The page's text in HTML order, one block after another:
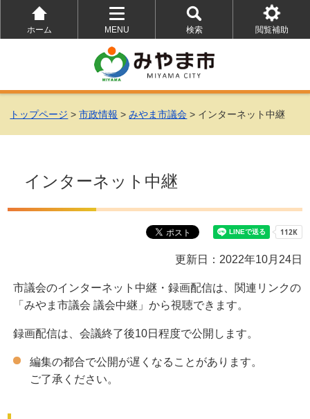
ホーム
MENU
を
開
く
検索
を
開
く
閲覧補助
を
トップページ >市政情報 >みやま市議会 > インターネット中継
インターネット中継
更新日：2022年10月24日
市議会のインターネット中継・録画配信は、関連リンクの
「みやま市議会 議会中継」から視聴できます。
録画配信は、会議終了後10日程度で公開します。
編集の都合で公開が遅くなることがあります。
ご了承ください。